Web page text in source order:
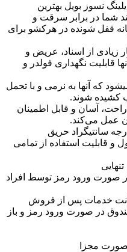
های فایلینگ نسوز بویل بهترین
شما در برابر سرقت و
بعمل می‌آورد. تعبیه ۴ زبانه قفل شونده در هر‌کشو برای
زیادی از اسناد، عریض و
قابلیت نگهداری فولدر و
که آنها به نرمی و با تحمل
راحت، آسان و قابل اطمینان
عمل می‌کند.
قابلیت استفاده از تمامی
صورت ورود رمز توسط افراد
در صورت ورود رمز و باز